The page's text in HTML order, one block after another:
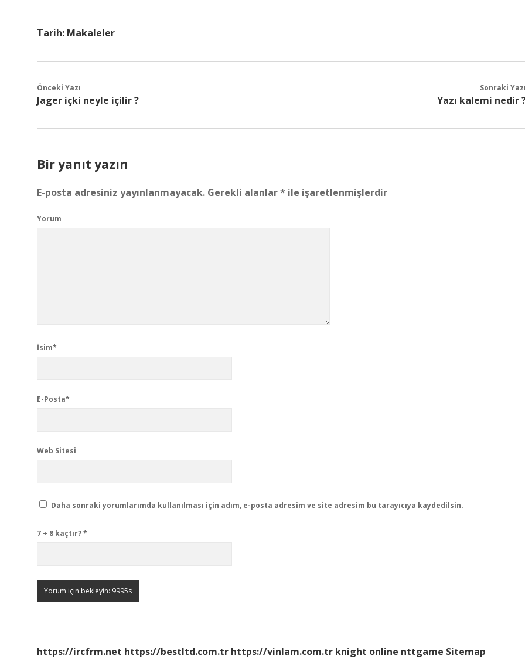
Tarih: Makaleler
Önceki Yazı
Jager içki neyle içilir ?
Sonraki Yazı
Yazı kalemi nedir
Bir yanıt yazın
E-posta adresiniz yayınlanmayacak. Gerekli alanlar* ile işaretlenmişlerdir
Yorum
İsim*
E-Posta*
Web Sitesi
Daha sonraki yorumlarımda kullanılması için adım, e-posta adresim ve site adresim bu tarayıcıya kaydedilsin.
7 + 8 kaçtır?*
https://ircfrm.net https://bestltd.com.tr https://vinlam.com.tr knight online nttgame Sitemap